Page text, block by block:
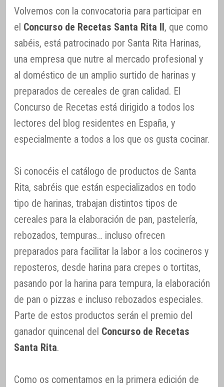
Volvemos con la convocatoria para participar en
el Concurso de Recetas Santa Rita II, que como
sabéis, está patrocinado por Santa Rita Harinas,
una empresa que nutre al mercado profesional y
al doméstico de un amplio surtido de harinas y
preparados de cereales de gran calidad. El
Concurso de Recetas está dirigido a todos los
lectores del blog residentes en España, y
especialmente a todos a los que os gusta cocinar.
Si conocéis el catálogo de productos de Santa
Rita, sabréis que están especializados en todo
tipo de harinas, trabajan distintos tipos de
cereales para la elaboración de pan, pastelería,
rebozados, tempuras… incluso ofrecen
preparados para facilitar la labor a los cocineros y
reposteros, desde harina para crepes o tortitas,
pasando por la harina para tempura, la elaboración
de pan o pizzas e incluso rebozados especiales.
Parte de estos productos serán el premio del
ganador quincenal del Concurso de Recetas
Santa Rita.
Como os comentamos en la primera edición de